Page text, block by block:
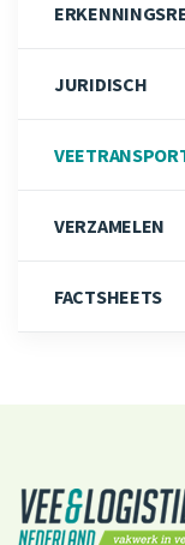
JURIDISCH
VERZAMELEN
FACTSHEETS